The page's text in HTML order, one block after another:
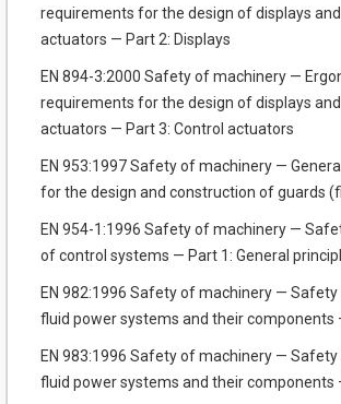
requirements for the design of displays and
actuators — Part 2: Displays
EN 894-3:2000 Safety of machinery —
requirements for the design of displays and
actuators — Part 3: Control actuators
EN 953:1997 Safety of machinery —
for the design and construction of guards
EN 954-1:1996 Safety of machinery —
of control systems — Part 1: General
EN 982:1996 Safety of machinery —
fluid power systems and their components
EN 983:1996 Safety of machinery —
fluid power systems and their components